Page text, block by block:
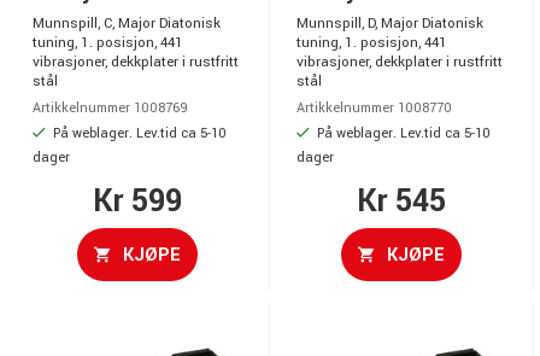
Munnspill, C, Major Diatonisk
tuning, 1. posisjon, 441
vibrasjoner, dekkplater i rustfritt
stål
Artikkelnummer 1008769
På weblager. Lev.tid ca 5-10
dager
Kr 599
KJØPE
Munnspill, D, Major Diatonisk
tuning, 1. posisjon, 441
vibrasjoner, dekkplater i rustfritt
stål
Artikkelnummer 1008770
På weblager. Lev.tid ca 5-10
dager
Kr 545
KJØPE